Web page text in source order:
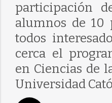
participación
alumnos de 10
todos
cerca el
en Ciencias de
Universidad